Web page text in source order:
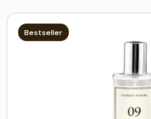
Bestseller